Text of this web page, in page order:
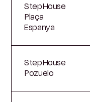
StepHouse
Plaça
Espanya
StepHouse
Pozuelo